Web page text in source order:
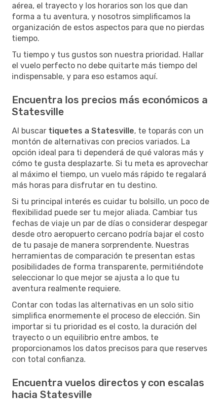
aérea, el trayecto y los horarios son los que dan
forma a tu aventura, y nosotros simplificamos la
organización de estos aspectos para que no pierdas
tiempo.
Tu tiempo y tus gustos son nuestra prioridad. Hallar
el vuelo perfecto no debe quitarte más tiempo del
indispensable, y para eso estamos aquí.
Encuentra los precios más económicos a
Statesville
Al buscar tiquetes a Statesville, te toparás con un
montón de alternativas con precios variados. La
opción ideal para ti dependerá de qué valoras más y
cómo te gusta desplazarte. Si tu meta es aprovechar
al máximo el tiempo, un vuelo más rápido te regalará
más horas para disfrutar en tu destino.
Si tu principal interés es cuidar tu bolsillo, un poco de
flexibilidad puede ser tu mejor aliada. Cambiar tus
fechas de viaje un par de días o considerar despegar
desde otro aeropuerto cercano podría bajar el costo
de tu pasaje de manera sorprendente. Nuestras
herramientas de comparación te presentan estas
posibilidades de forma transparente, permitiéndote
seleccionar lo que mejor se ajusta a lo que tu
aventura realmente requiere.
Contar con todas las alternativas en un solo sitio
simplifica enormemente el proceso de elección. Sin
importar si tu prioridad es el costo, la duración del
trayecto o un equilibrio entre ambos, te
proporcionamos los datos precisos para que reserves
con total confianza.
Encuentra vuelos directos y con escalas
hacia Statesville